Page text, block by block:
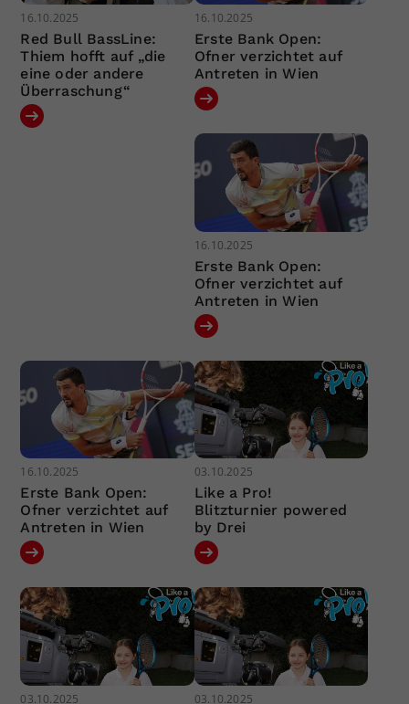
16.10.2025
Red Bull BassLine:
Thiem hofft auf „die
eine oder andere
Überraschung“
16.10.2025
Erste Bank Open:
Ofner verzichtet auf
Antreten in Wien
16.10.2025
Erste Bank Open:
Ofner verzichtet auf
Antreten in Wien
16.10.2025
Erste Bank Open:
Ofner verzichtet auf
Antreten in Wien
03.10.2025
Like a Pro!
Blitzturnier powered
by Drei
03.10.2025 03.10.2025